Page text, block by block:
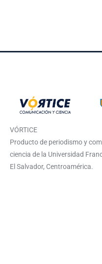
VÓRTICE
Producto de periodismo y
ciencia de la Universidad
El Salvador, Centroamérica.